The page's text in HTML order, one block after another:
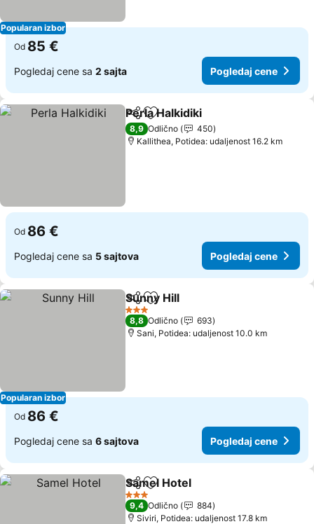
Popularan izbor
Od 85 €
Pogledaj cene sa 2 sajta Pogledaj cene
Deli Dodati u favorite
Perla Halkidiki
8,9 Odlično
450
Kallithea, Potidea: udaljenost 16.2 km
Od 86 €
Pogledaj cene sa 5 sajtova Pogledaj cene
Popularan izbor
Deli Dodati u favorite
Sunny Hill
3 Zvezdice
8,8 Odlično
693
Sani, Potidea: udaljenost 10.0 km
Od 86 €
Pogledaj cene sa 6 sajtova Pogledaj cene
Deli Dodati u favorite
Samel Hotel
3 Zvezdice
9,4 Odlično
884
Siviri, Potidea: udaljenost 17.8 km